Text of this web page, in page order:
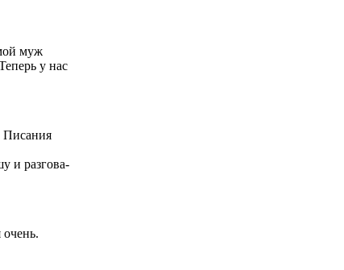
муж
у нас
Писа­ния
и раз­го­ва­